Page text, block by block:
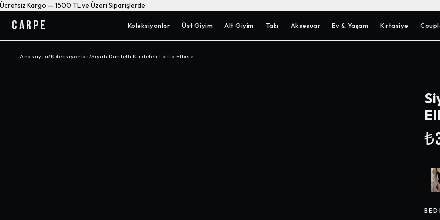
Ücretsiz Kargo — 1500 TL ve Üzeri Siparişlerde
CARPE Koleksiyonlar Üst Giyim Alt Giyim Takı Aksesuar Ev & Yaşam Kırtasiye
Anasayfa/Koleksiyonlar/Siyah Dantelli Kurdeleli Lolita Elbise